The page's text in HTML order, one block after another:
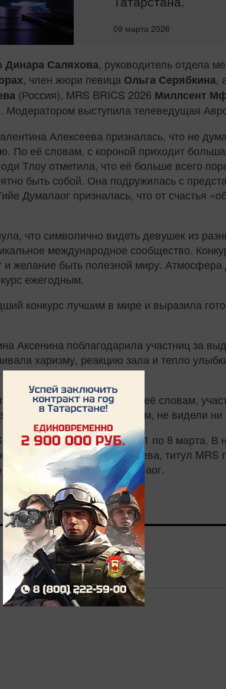
09 марта 2026
Динара Саляхова, руководитель отдела
, член жюри певица Ольга Серябкина,
(Россия), MRS BRICS 2026 Миллсент
Модератором выступила телеведущая
Алексеева призналась, что не
По её словам, с короной приходит
Тлоу отметила, что её больше всего
быть собой. Она подружилась с
Думалаог призналась, что от счастья
что символично видеть девушек из
международное сообщество.
и желание быть полезной миру.
ежегодным.
конкурс лучшим в мире и выразила
Аксенина поблагодарила участниц за
харизму, реакцию зала и тепло
и дружелюбной. По её словам,
— такого, по их словам, не видели ни
BRICS прошёл в Казани с 1 по 8 марта. В
Валентина Алексеева, титул
Сафира Кара Гийе Думалаог.
0